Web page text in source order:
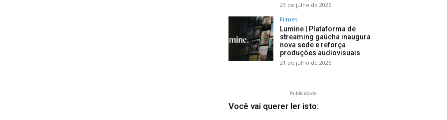
23 de julho de 2026
Filmes
Lumine | Plataforma de
streaming gaúcha inaugura
nova sede e reforça
produções audiovisuais
21 de julho de 2026
Publicidade
Você vai querer ler isto: